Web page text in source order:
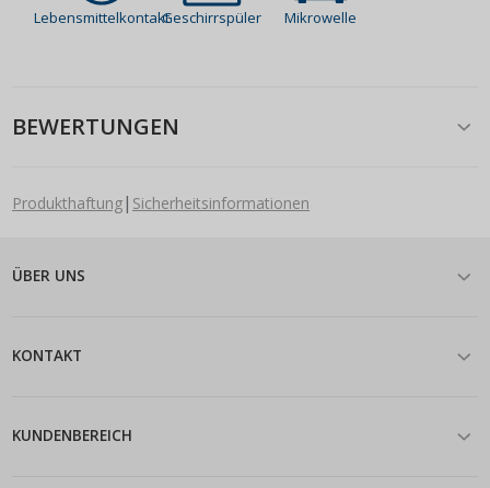
LebensmittelkontaktGeschirrspüler Mikrowelle
BEWERTUNGEN
Produkthaftung| Sicherheitsinformationen
ÜBER UNS
KONTAKT
KUNDENBEREICH